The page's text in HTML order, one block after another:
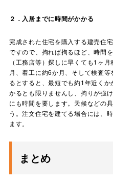
２．入居までに時間がかかる
完成された住宅を購入する建売住
ですので、拘れば拘るほど、時間
（工務店等）探しに早くても1ヶ
月、着工に約6か月、そして検査
るとすると、最短でも約1年近く
かるとも限りませんし、拘りが強
にも時間を要します。天候などの
う。注文住宅を建てる場合には、
ます。
まとめ